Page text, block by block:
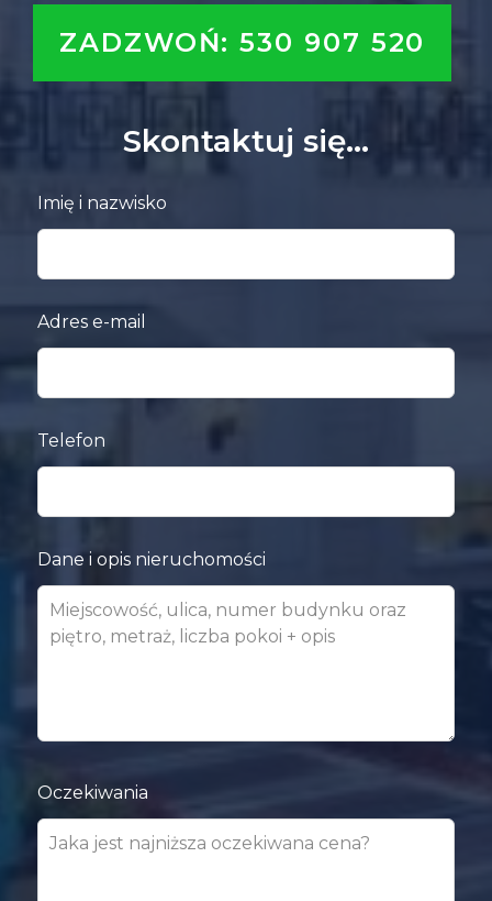
ZADZWOŃ: 530 907 520
Skontaktuj się…
Leave
this
blank
Imię i nazwisko
Adres e-mail
Telefon
Dane i opis nieruchomości
Oczekiwania